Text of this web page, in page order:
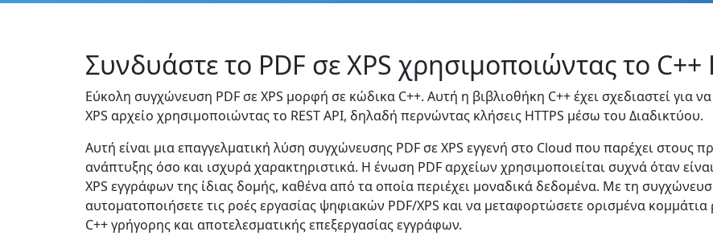
Συνδυάστε το PDF σε XPS χρησιμοποιώντας το C++
Εύκολη συγχώνευση PDF σε XPS μορφή σε κώδικα C++. Αυτή η βιβλιοθήκη C++ έχει σχεδιαστεί για
XPS αρχείο χρησιμοποιώντας το REST API, δηλαδή περνώντας κλήσεις HTTPS μέσω του Διαδικτύου.
Αυτή είναι μια επαγγελματική λύση συγχώνευσης PDF σε XPS εγγενή στο Cloud που παρέχει στους
ανάπτυξης όσο και ισχυρά χαρακτηριστικά. Η ένωση PDF αρχείων χρησιμοποιείται συχνά όταν
XPS εγγράφων της ίδιας δομής, καθένα από τα οποία περιέχει μοναδικά δεδομένα. Με τη
αυτοματοποιήσετε τις ροές εργασίας ψηφιακών PDF/XPS και να μεταφορτώσετε ορισμένα κομμάτια
C++ γρήγορης και αποτελεσματικής επεξεργασίας εγγράφων.